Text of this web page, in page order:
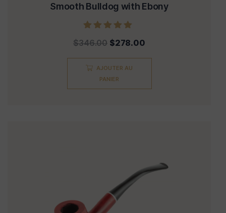
Smooth Bulldog with Ebony
5.00
$346.00 $278.00
AJOUTER AU
PANIER